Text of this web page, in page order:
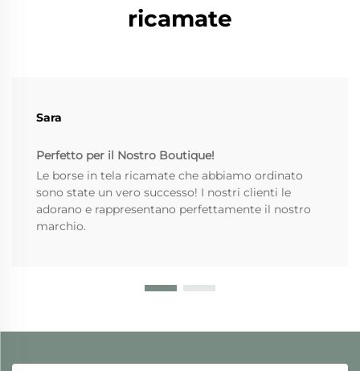
ricamate
Sara
Perfetto per il Nostro Boutique!
Le borse in tela ricamate che abbiamo ordinato
sono state un vero successo! I nostri clienti le
adorano e rappresentano perfettamente il nostro
marchio.